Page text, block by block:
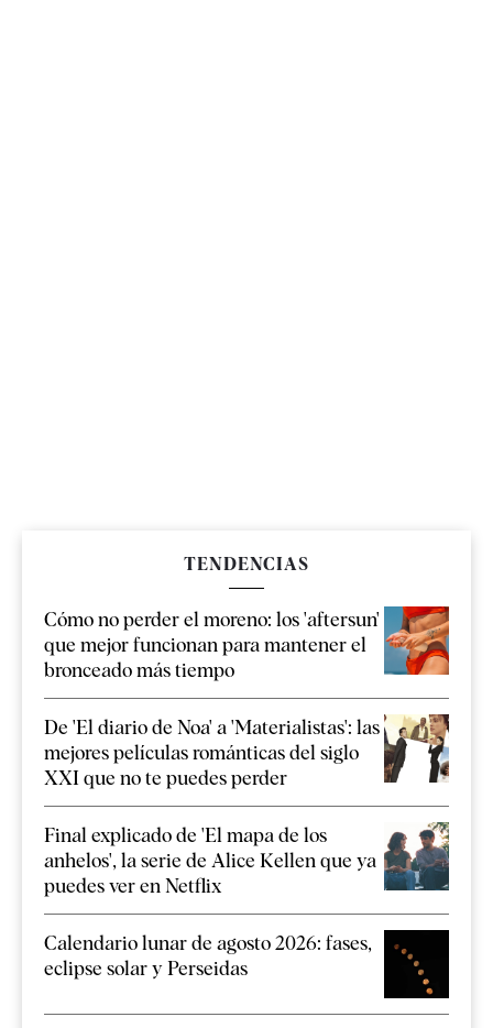
TENDENCIAS
Cómo no perder el moreno: los 'aftersun'
que mejor funcionan para mantener el
bronceado más tiempo
De 'El diario de Noa' a 'Materialistas': las
mejores películas románticas del siglo
XXI que no te puedes perder
Final explicado de 'El mapa de los
anhelos', la serie de Alice Kellen que ya
puedes ver en Netflix
Calendario lunar de agosto 2026: fases,
eclipse solar y Perseidas